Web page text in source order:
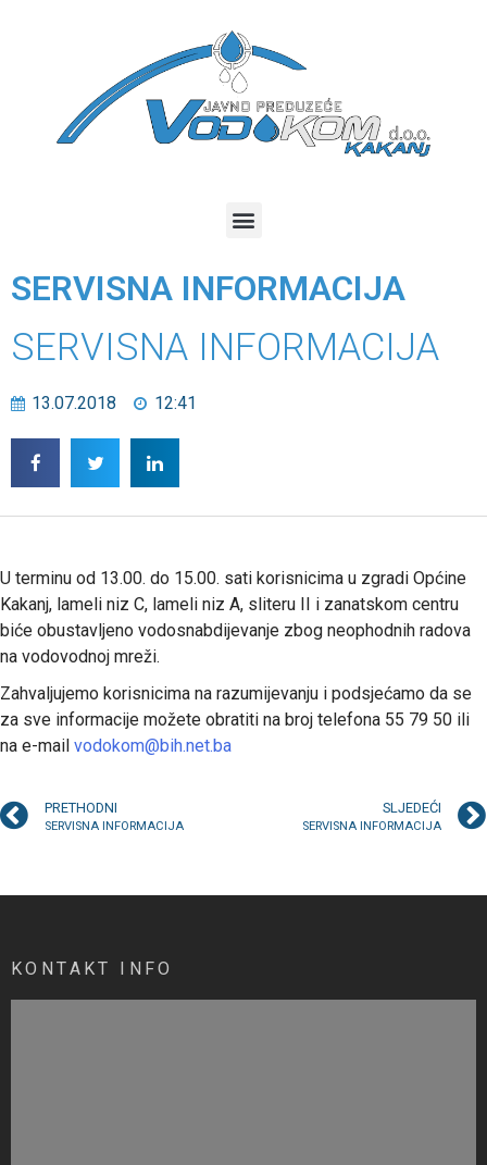
SERVISNA INFORMACIJA
SERVISNA INFORMACIJA
13.07.2018 12:41
U terminu od 13.00. do 15.00. sati korisnicima u zgradi Općine
Kakanj, lameli niz C, lameli niz A, sliteru II i zanatskom centru
biće obustavljeno vodosnabdijevanje zbog neophodnih radova
na vodovodnoj mreži.
Zahvaljujemo korisnicima na razumijevanju i podsjećamo da se
za sve informacije možete obratiti na broj telefona 55 79 50 ili
na e-mail vodokom@bih.net.ba
PRETHODNI
SERVISNA INFORMACIJA
SLJEDEĆI
SERVISNA INFORMACIJA
KONTAKT INFO